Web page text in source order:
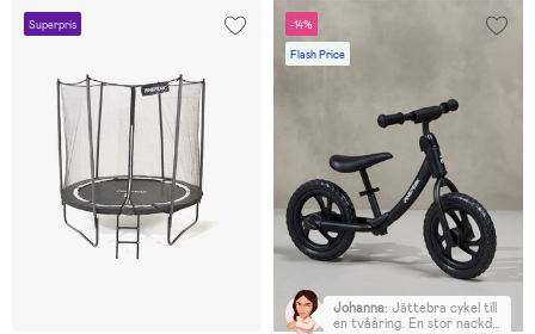
Superpris -14%
Flash Price
Johanna: Jättebra cykel till
en tvååring. En stor nackdel